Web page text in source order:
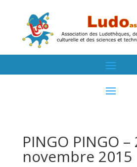
PINGO PINGO –
novembre 2015